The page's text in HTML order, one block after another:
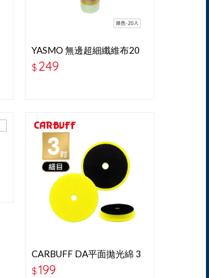
YASMO 無邊超細纖維布20
入-綠
$ 249
CARBUFF DA平面拋光綿 3
吋-黃色-細拋
$199